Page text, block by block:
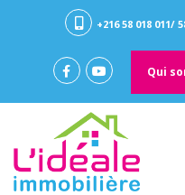
+216 58 018 011/
Qui